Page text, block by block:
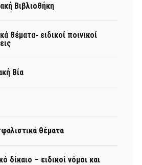
Βιβλιοθήκη
θέματα- ειδικοί ποινικοί
Βία
θέματα
δίκαιο – ειδικοί νόμοι και